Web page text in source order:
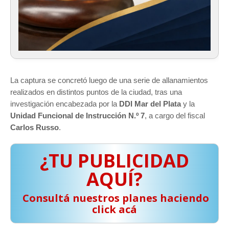
La captura se concretó luego de una serie de allanamientos
realizados en distintos puntos de la ciudad, tras una
investigación encabezada por la DDI Mar del Platay la
Unidad Funcional de Instrucción N.º 7, a cargo del fiscal
Carlos Russo.
¿TU PUBLICIDAD
AQUÍ?
️ Consultá nuestros planes haciendo
click acá